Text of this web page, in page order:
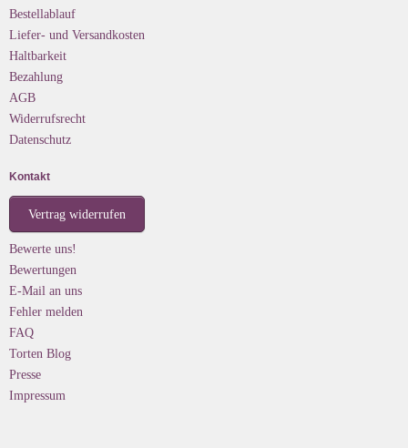
Bestellablauf
Liefer- und Versandkosten
Haltbarkeit
Bezahlung
AGB
Widerrufsrecht
Datenschutz
Kontakt
Vertrag widerrufen
Bewerte uns!
Bewertungen
E-Mail an uns
Fehler melden
FAQ
Torten Blog
Presse
Impressum